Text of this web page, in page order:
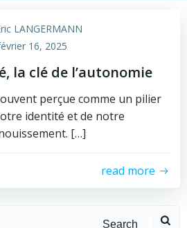
LANGERMANN
16, 2025
la clé de l’autonomie
perçue comme un pilier
identité et de notre
[…]
read more